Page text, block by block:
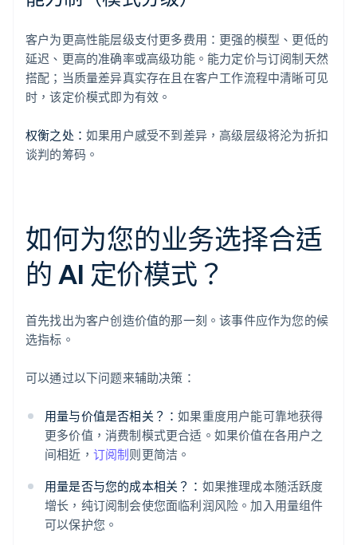
客户为更高性能层级支付更多费用：更强的模型、更低的
延迟、更高的准确率或高级功能。能力定价与订阅制天然
搭配；当质量差异真实存在且在客户工作流程中清晰可见
时，该定价模式即为有效。
权衡之处： 如果用户感受不到差异，高级层级将沦为折扣
谈判的筹码。
如何为您的业务选择合适
的 AI 定价模式？
首先找出为客户创造价值的那一刻。该事件应作为您的候
选指标。
可以通过以下问题来辅助决策：
用量与价值是否相关？：如果重度用户能可靠地获得
更多价值，消费制模式更合适。如果价值在各用户之
间相近， 订阅制则更简洁。
用量是否与您的成本相关？： 如果推理成本随活跃度
增长，纯订阅制会使您面临利润风险。加入用量组件
可以保护您。